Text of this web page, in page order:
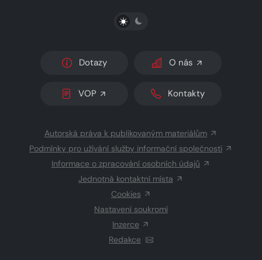
PŘEPNOUT SVĚTLÝ/TMAVÝ REŽIM
Dotazy O nás
VOP Kontakty
Autorská práva k publikovaným materiálům
Podmínky pro užívání služby informační společnosti
Informace o zpracování osobních údajů
Jednotná kontaktní místa
Cookies
Nastavení soukromí
Inzerce
Redakce